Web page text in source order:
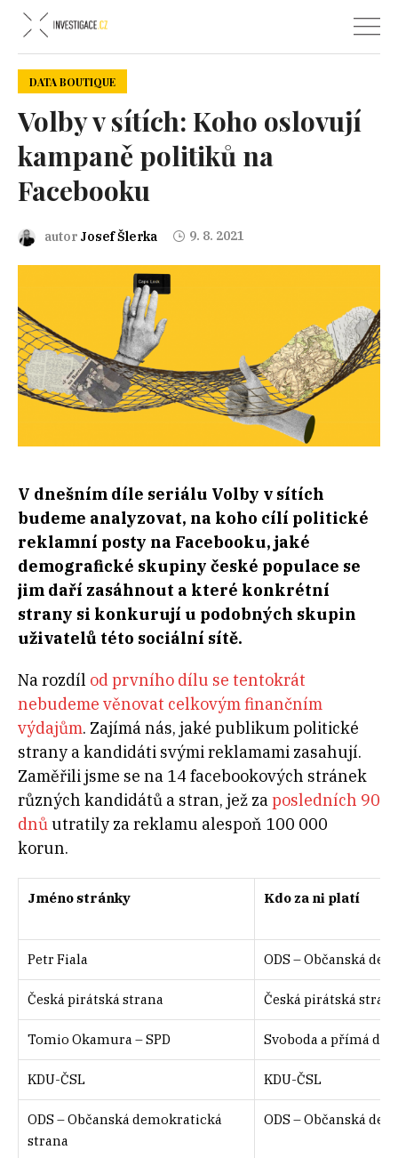
DATA BOUTIQUE
Volby v sítích: Koho oslovují
kampaně politiků na
Facebooku
autor Josef Šlerka 9. 8. 2021
V dnešním díle seriálu Volby v sítích
budeme analyzovat, na koho cílí politické
reklamní posty na Facebooku, jaké
demografické skupiny české populace se
jim daří zasáhnout a které konkrétní
strany si konkurují u podobných skupin
uživatelů této sociální sítě.
Na rozdíl od prvního dílu se tentokrát
nebudeme věnovat celkovým finančním
výdajům. Zajímá nás, jaké publikum politické
strany a kandidáti svými reklamami zasahují.
Zaměřili jsme se na 14 facebookových stránek
různých kandidátů a stran, jež zaposledních 90
dnůutratily za reklamu alespoň 100 000
korun.
Jméno stránky Kdo za ni platí
Petr Fiala ODS – Občanská
Česká pirátská strana Česká pirátská
Tomio Okamura – SPD Svoboda a přímá
KDU-ČSL KDU-ČSL
ODS – Občanská demokratická
strana
ODS – Občanská